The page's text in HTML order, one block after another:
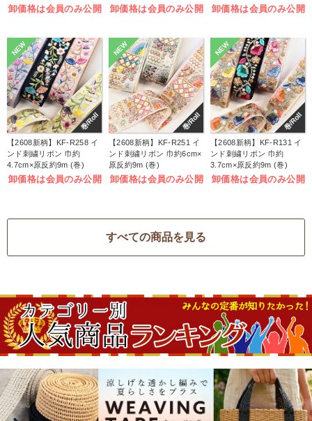
卸価格は会員のみ公開 卸価格は会員のみ公開 卸価格は会員のみ公開
NEW
巻/Roll
【2608新柄】KF-R258 イ
ンド刺繍リボン 巾約
4.7cm×原反約9m (巻)
卸価格は会員のみ公開
NEW
巻/Roll
【2608新柄】KF-R251 イ
ンド刺繍リボン 巾約6cm×
原反約9m (巻)
卸価格は会員のみ公開
NEW
巻/Roll
【2608新柄】KF-R131 イ
ンド刺繍リボン 巾約
3.7cm×原反約9m (巻)
卸価格は会員のみ公開
すべての商品を見る